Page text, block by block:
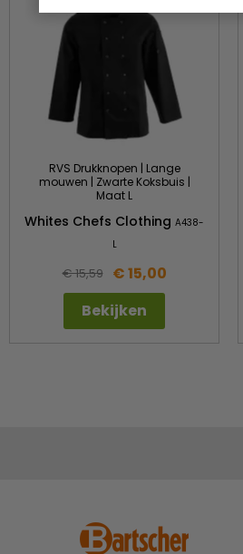
RVS Drukknopen | Lange
mouwen | Zwarte Koksbuis |
Maat L
Whites Chefs Clothing A438-
L
€ 15,59
€ 15,00
Bekijken